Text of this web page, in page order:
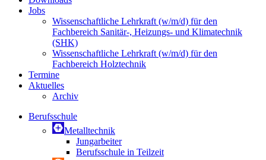
Jobs
Wissenschaftliche Lehrkraft (w/m/d) für den
Fachbereich Sanitär-, Heizungs- und Klimatechnik
(SHK)
Wissenschaftliche Lehrkraft (w/m/d) für den
Fachbereich Holztechnik
Termine
Aktuelles
Archiv
Berufsschule
Metalltechnik
Jungarbeiter
Berufsschule in Teilzeit